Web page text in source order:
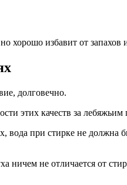
хорошо избавит от
долговечно.
этих качеств за
при стирке не должна
ничем не отличается от